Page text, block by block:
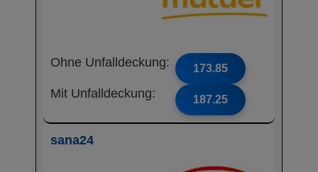
Ohne Unfalldeckung: 173.85
Mit Unfalldeckung: 187.25
sana24